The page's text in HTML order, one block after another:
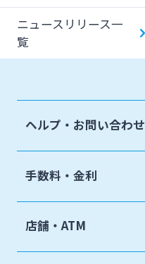
ニュースリリース一
覧
ヘルプ・お問い合わせ
手数料・金利
店舗・ATM